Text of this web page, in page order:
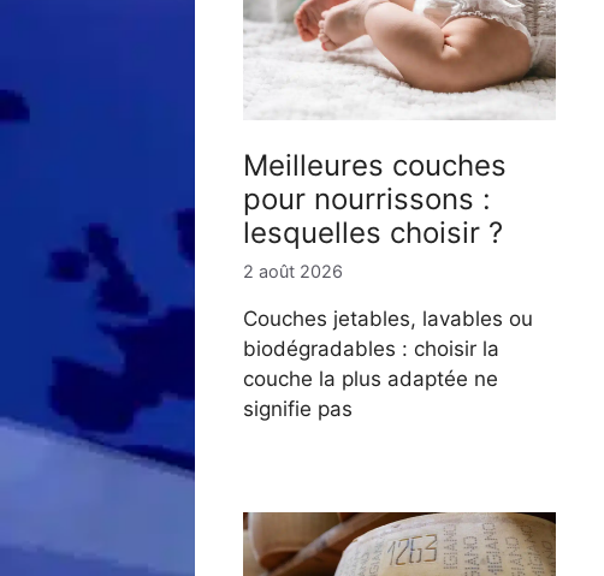
Meilleures couches
pour nourrissons :
lesquelles choisir ?
2 août 2026
Couches jetables, lavables ou
biodégradables : choisir la
couche la plus adaptée ne
signifie pas